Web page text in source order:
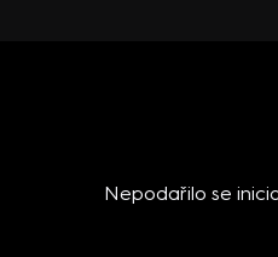
Nepodařilo se